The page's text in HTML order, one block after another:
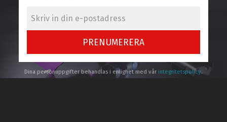
PRENUMERERA
Dina personuppgifter behandlas i enlighet med vår integritetspolicy.